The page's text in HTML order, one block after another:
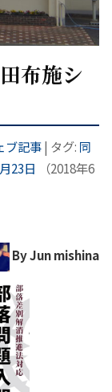
布施シ
ブ記事| タグ: 同
23日 （2018年6
By Jun mishina